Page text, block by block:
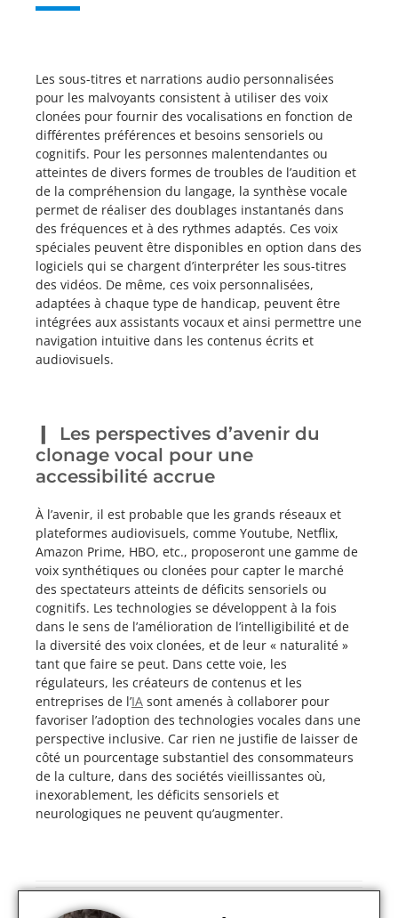
Les sous-titres et narrations audio personnalisées
pour les malvoyants consistent à utiliser des voix
clonées pour fournir des vocalisations en fonction de
différentes préférences et besoins sensoriels ou
cognitifs. Pour les personnes malentendantes ou
atteintes de divers formes de troubles de l’audition et
de la compréhension du langage, la synthèse vocale
permet de réaliser des doublages instantanés dans
des fréquences et à des rythmes adaptés. Ces voix
spéciales peuvent être disponibles en option dans des
logiciels qui se chargent d’interpréter les sous-titres
des vidéos. De même, ces voix personnalisées,
adaptées à chaque type de handicap, peuvent être
intégrées aux assistants vocaux et ainsi permettre une
navigation intuitive dans les contenus écrits et
audiovisuels.
Les perspectives d’avenir du
clonage vocal pour une
accessibilité accrue
À l’avenir, il est probable que les grands réseaux et
plateformes audiovisuels, comme Youtube, Netflix,
Amazon Prime, HBO, etc., proposeront une gamme de
voix synthétiques ou clonées pour capter le marché
des spectateurs atteints de déficits sensoriels ou
cognitifs. Les technologies se développent à la fois
dans le sens de l’amélioration de l’intelligibilité et de
la diversité des voix clonées, et de leur « naturalité »
tant que faire se peut. Dans cette voie, les
régulateurs, les créateurs de contenus et les
entreprises de l’IA sont amenés à collaborer pour
favoriser l’adoption des technologies vocales dans une
perspective inclusive. Car rien ne justifie de laisser de
côté un pourcentage substantiel des consommateurs
de la culture, dans des sociétés vieillissantes où,
inexorablement, les déficits sensoriels et
neurologiques ne peuvent qu’augmenter.